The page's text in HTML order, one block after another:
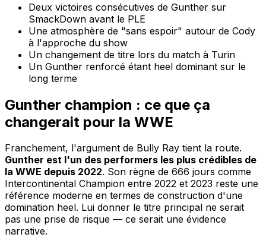
Deux victoires consécutives de Gunther sur
SmackDown avant le PLE
Une atmosphère de "sans espoir" autour de Cody
à l'approche du show
Un changement de titre lors du match à Turin
Un Gunther renforcé étant heel dominant sur le
long terme
Gunther champion : ce que ça
changerait pour la WWE
Franchement, l'argument de Bully Ray tient la route.
Gunther est l'un des performers les plus crédibles de
la WWE depuis 2022. Son règne de 666 jours comme
Intercontinental Champion entre 2022 et 2023 reste une
référence moderne en termes de construction d'une
domination heel. Lui donner le titre principal ne serait
pas une prise de risque — ce serait une évidence
narrative.